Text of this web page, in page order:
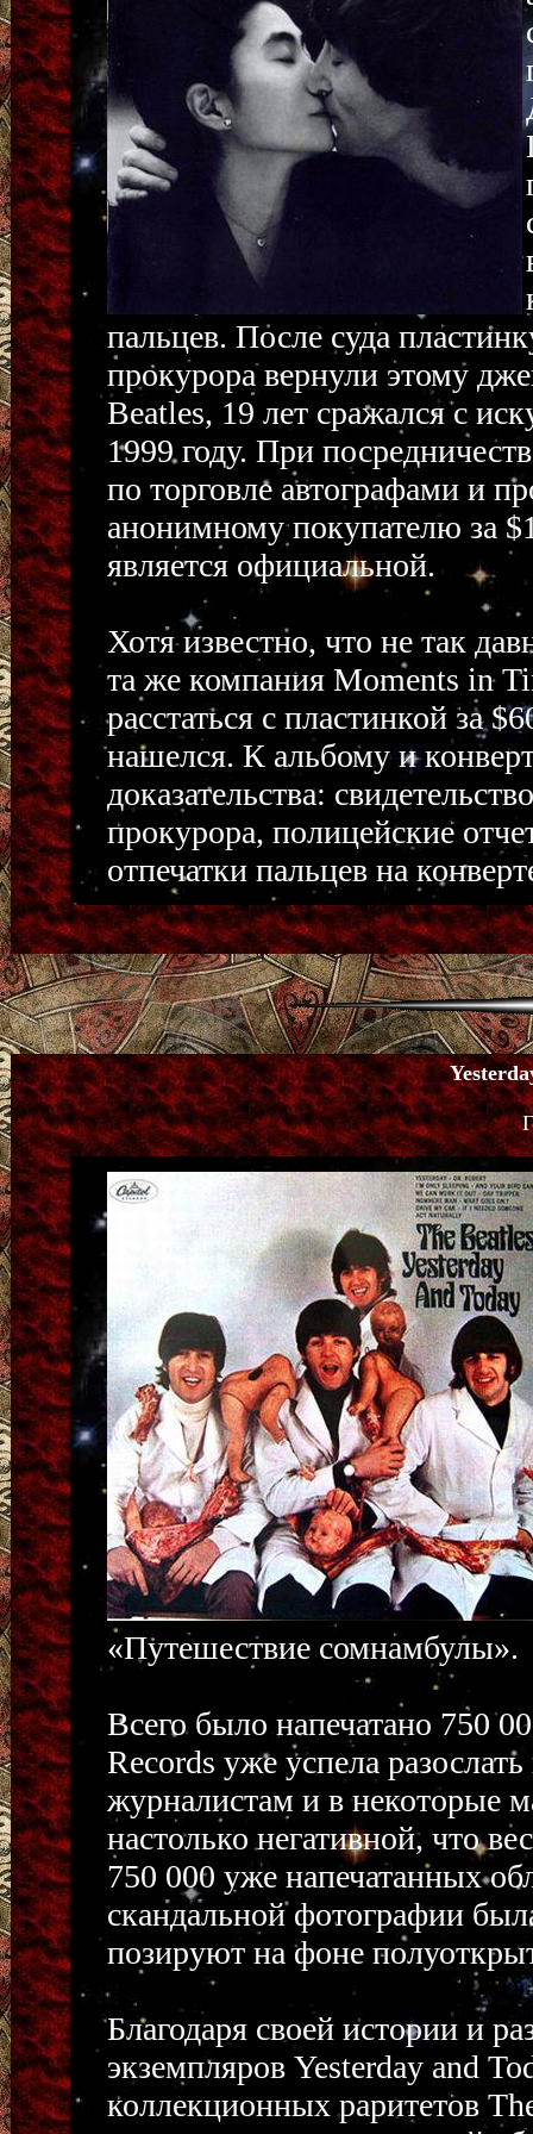
пальцев. После суда
прокурора вернули этому
Beatles, 19 лет сражался с
1999 году. При
по торговле автографами и
анонимному покупателю за
является официальной.
Хотя известно, что не так
та же компания Moments in
расстаться с пластинкой за
нашелся. К альбому и
доказательства:
прокурора, полицейские
отпечатки пальцев на
«Путешествие сомнамбулы».
Всего было напечатано 750
Records уже успела
журналистам и в некоторые
настолько негативной, что
750 000 уже напечатанных
скандальной фотографии
позируют на фоне
Благодаря своей истории и
экземпляров Yesterday and
коллекционных раритетов